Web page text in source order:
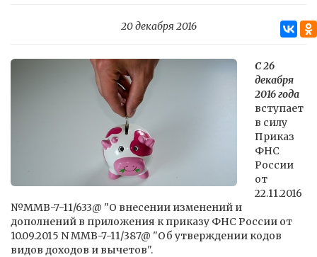
20 декабря 2016
С 26
декабря
2016 года
вступает
в силу
Приказ
ФНС
России
от
22.11.2016
№ММВ-7-11/633@ "О внесении изменений и
дополнений в приложения к приказу ФНС России от
10.09.2015 N ММВ-7-11/387@ "Об утверждении кодов
видов доходов и вычетов".